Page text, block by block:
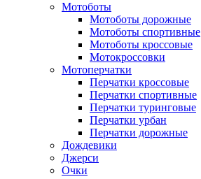
Мотоботы
Мотоботы дорожные
Мотоботы спортивные
Мотоботы кроссовые
Мотокроссовки
Мотоперчатки
Перчатки кроссовые
Перчатки спортивные
Перчатки туринговые
Перчатки урбан
Перчатки дорожные
Дождевики
Джерси
Очки